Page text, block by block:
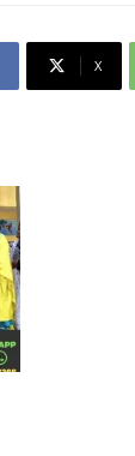
X